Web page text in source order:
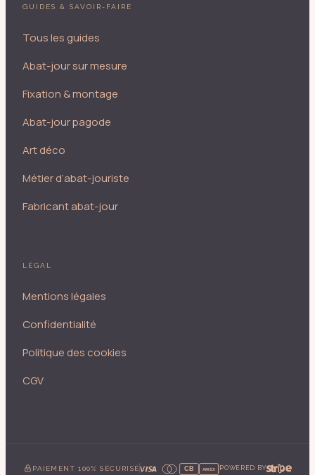
GUIDES & SAVOIR-FAIRE
Tous les guides
Abat-jour sur mesure
Fixation & montage
Abat-jour pagode
Art déco
Métier d’abat-jouriste
Fabricant abat-jour
LÉGAL
Mentions légales
Confidentialité
Politique des cookies
CGV
PAIEMENT 100% SÉCURISÉ CB AMEX POWERED BY